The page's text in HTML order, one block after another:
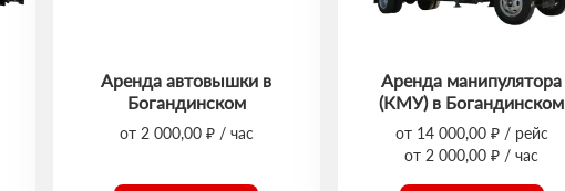
Аренда автовышки в
Богандинском
от 2 000,00 ₽ / час
Аренда манипулятора
(КМУ) в Богандинском
от 14 000,00 ₽ / рейс
от 2 000,00 ₽ / час